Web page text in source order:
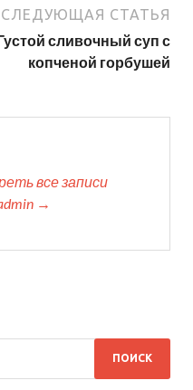
СЛЕДУЮЩАЯ СТАТЬЯ
сливочный суп с
копченой горбушей
все записи
→